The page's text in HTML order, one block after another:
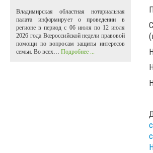
Владимирская областная нотариальная
палата информирует о проведении в
регионе в период с 06 июля по 12 июля
2026 года Всероссийской недели правовой
помощи по вопросам защиты интересов
семьи. Во всех… Подробнее ...